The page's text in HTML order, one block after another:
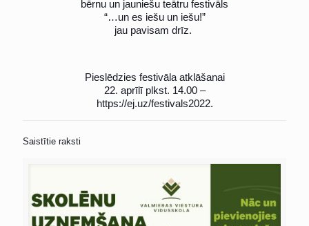
bērnu un jauniešu teātru festivāls
“…un es iešu un iešu!”
jau pavisam drīz.
Pieslēdzies festivāla atklāšanai
22. aprīlī plkst. 14.00 –
https://ej.uz/festivals2022.
Saistītie raksti